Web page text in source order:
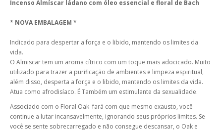
Incenso Almíscar ládano com óleo essencial e floral de Bach
* NOVA EMBALAGEM *
Indicado para despertar a força e o libido, mantendo os limites da
vida.
O Almiscar tem um aroma cítrico com um toque mais adocicado. Muito
utilizado para trazer a purificação de ambientes e limpeza espiritual,
além disso, desperta a força e o libido, mantendo os limites da vida.
Atua como afrodisíaco. É Também um estimulante da sexualidade.
Associado com o Floral Oak fará com que mesmo exausto, você
continue a lutar incansavelmente, ignorando seus próprios limites. Se
você se sente sobrecarregado e não consegue descansar, o Oak e